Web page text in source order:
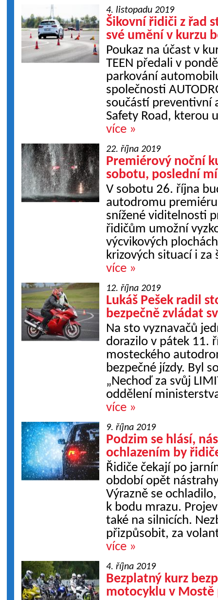
4. listopadu 2019
Šikovní řidiči z řad
své umění v kurzu
Poukaz na účast v
TEEN předali v
parkování
společnosti
součástí preventivní
Safety Road, kterou
více »
22. října 2019
Premiérový noční
sobotu, poslední
V sobotu 26. října
autodromu
snížené viditelnosti
řidičům umožní
výcvikových
krizových situací i za
více »
12. října 2019
Lukáš Pešek radil
bezpečně zvládat
Na sto vyznavačů
dorazilo v pátek 11.
mosteckého
bezpečné jízdy. Byl
„Nechoď za svůj
oddělení
více »
9. října 2019
Podzim se hlásí,
ochlazením by
Řidiče čekají po
období opět
Výrazně se
k bodu mrazu.
také na silnicích.
přizpůsobit, za
více »
4. října 2019
Bezplatný kurz
motocyklu v Mostě